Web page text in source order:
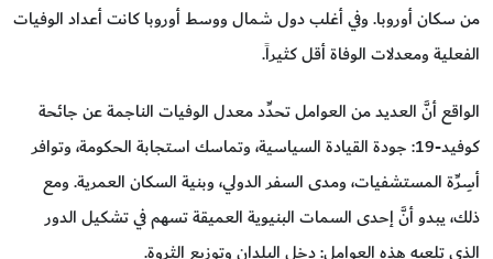
من سكان أوروبا. وفي أغلب دول شمال ووسط أوروبا كانت أعداد الوفيات
الفعلية ومعدلات الوفاة أقل كثيراً.
الواقع أنَّ العديد من العوامل تحدِّد معدل الوفيات الناجمة عن جائحة
كوفيد-19: جودة القيادة السياسية، وتماسك استجابة الحكومة، وتوافر
أسِرِّة المستشفيات، ومدى السفر الدولي، وبنية السكان العمرية. ومع
ذلك، يبدو أنَّ إحدى السمات البنيوية العميقة تسهم في تشكيل الدور
الذي تلعبه هذه العوامل: دخل البلدان وتوزيع الثروة.